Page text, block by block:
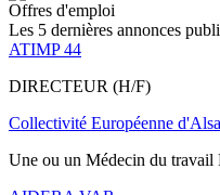
Offres d'emploi
Les 5 dernières annonces
ATIMP 44
DIRECTEUR (H/F)
Collectivité Européenne
Une ou un Médecin du travail